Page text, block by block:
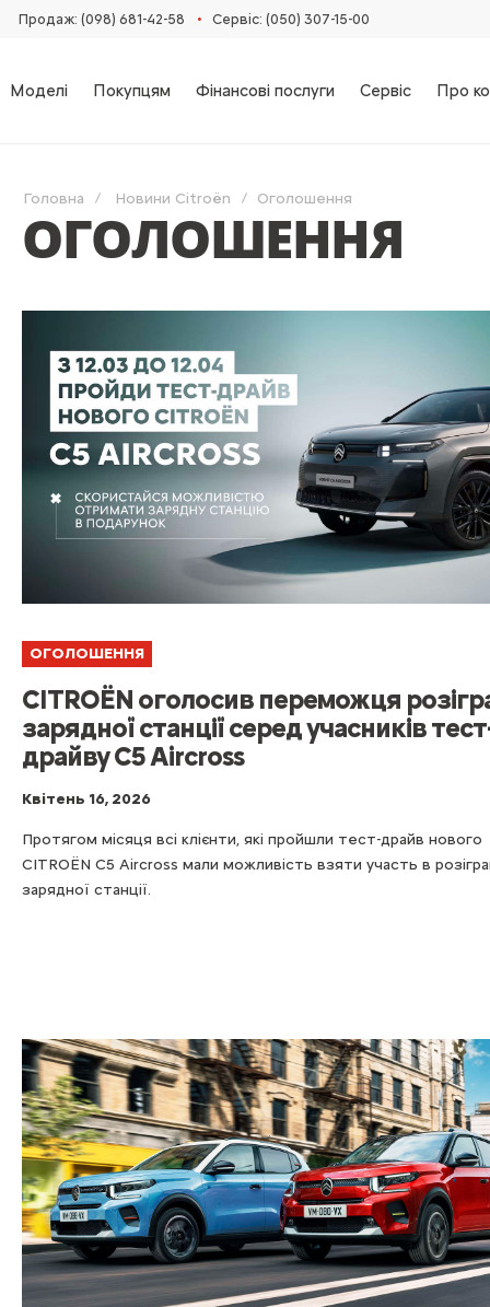
Продаж: (098) 681-42-58‬ • Сервіс: (050) 307-15-00
Моделі Покупцям Фінансові послуги Сервіс Про
Головна Новини Citroën Оголошення
ОГОЛОШЕННЯ
ОГОЛОШЕННЯ
CITROËN оголосив переможця
зарядної станції серед учасників
драйву C5 Aircross
Квітень 16, 2026
Протягом місяця всі клієнти, які пройшли тест-драйв нового
CITROЁN C5 Aircross мали можливість взяти участь в
зарядної станції.